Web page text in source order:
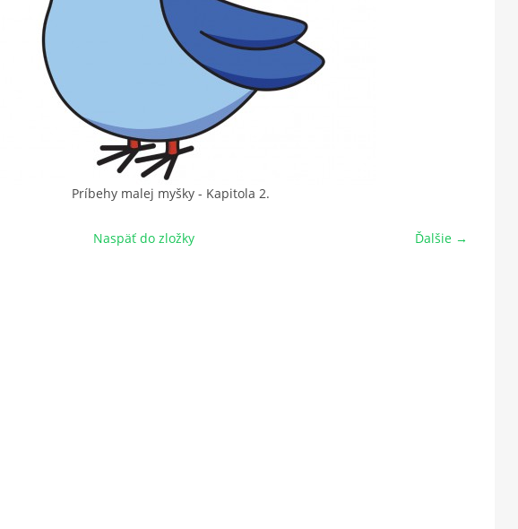
Príbehy malej myšky - Kapitola 2.
Ďalšie →
Naspäť do zložky